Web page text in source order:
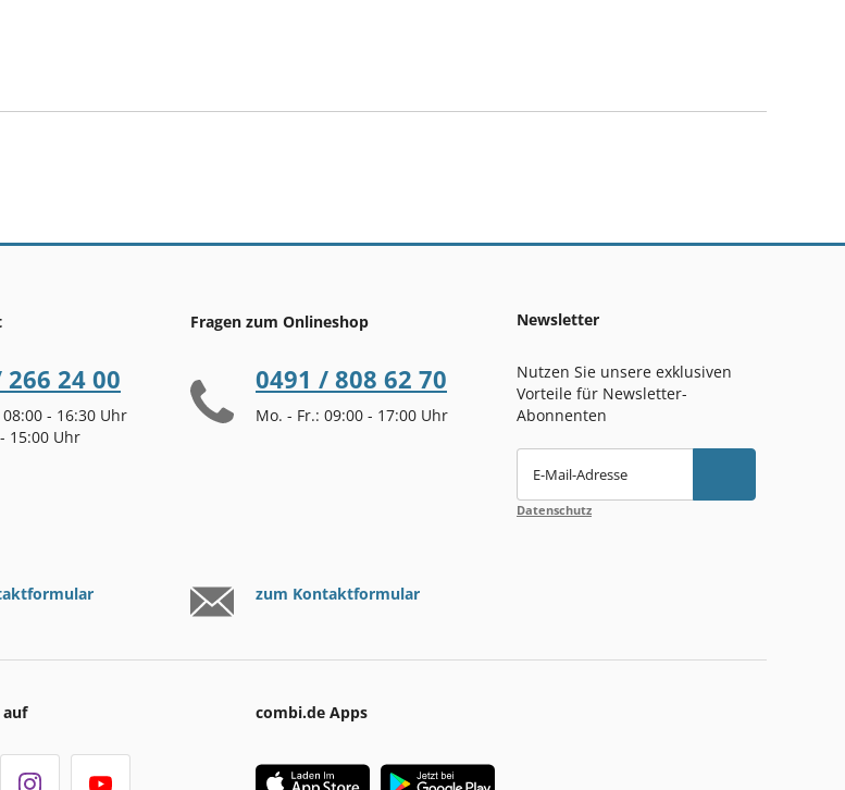
24 00
- 16:30 Uhr
15:00 Uhr
Fragen zum Onlineshop
0491 / 808 62 70
Mo. - Fr.: 09:00 - 17:00 Uhr
zum Kontaktformular
Newsletter
Nutzen Sie unsere exklusiven
Vorteile für Newsletter-
Abonnenten
E-Mail-Adresse
Datenschutz
combi.de Apps